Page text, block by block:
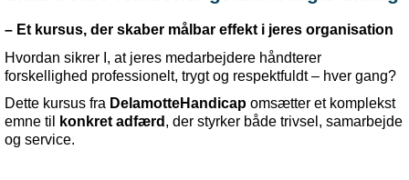
– Et kursus, der skaber målbar effekt i jeres organisation
Hvordan sikrer I, at jeres medarbejdere håndterer
forskellighed professionelt, trygt og respektfuldt– hver gang?
Dette kursus fra DelamotteHandicap omsætter et komplekst
emne til
konkret adfærd , der styrker både trivsel, samarbejde
og service.